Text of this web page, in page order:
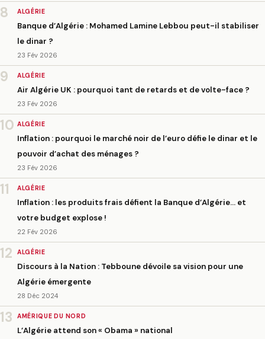
8 ALGÉRIE
Banque d’Algérie : Mohamed Lamine Lebbou peut-il stabiliser
le dinar ?
23 Fév 2026
9 ALGÉRIE
Air Algérie UK : pourquoi tant de retards et de volte-face ?
23 Fév 2026
10 ALGÉRIE
Inflation : pourquoi le marché noir de l’euro défie le dinar et le
pouvoir d’achat des ménages ?
23 Fév 2026
11 ALGÉRIE
Inflation : les produits frais défient la Banque d’Algérie… et
votre budget explose !
22 Fév 2026
12 ALGÉRIE
Discours à la Nation : Tebboune dévoile sa vision pour une
Algérie émergente
28 Déc 2024
13 AMÉRIQUE DU NORD
L’Algérie attend son « Obama » national